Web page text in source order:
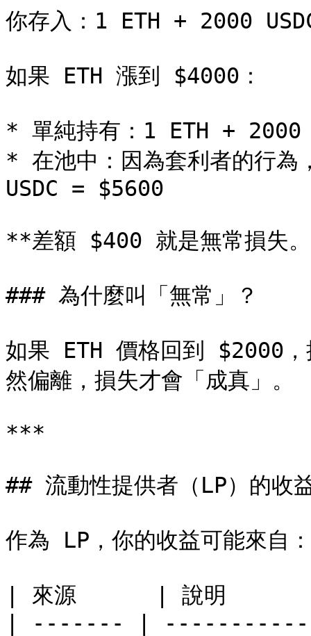
你存入：1 ETH + 2000
如果 ETH 漲到 $4000：
* 單純持有：1 ETH + 2000
* 在池中：因為套利者的行
USDC = $5600
**差額 $400 就是無常損失
### 為什麼叫「無常」？
如果 ETH 價格回到 $2000，
然偏離，損失才會「成真」。
***
## 流動性提供者（LP）的收
作為 LP，你的收益可能來自：
| 來源      | 說明
| ------- |